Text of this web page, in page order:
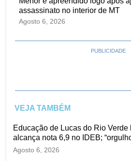
assassinato no interior de MT
Agosto 6, 2026
PUBLICIDADE
VEJA TAMBÉM
Educação de Lucas do Rio Verde
alcança nota 6,9 no IDEB;
Agosto 6, 2026